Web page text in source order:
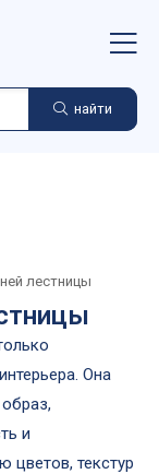
найти
лестницы
Она
и
цветов, текстур